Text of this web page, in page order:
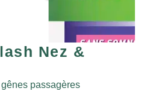
Nez &
passagères